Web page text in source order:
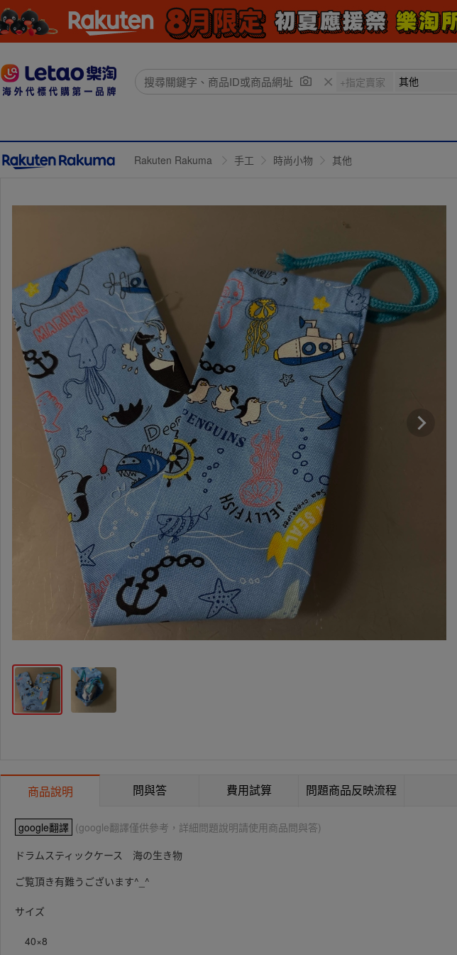
Rakuten Rakuma 手工 時尚小物 其他
商品說明 問與答 費用試算 問題商品反映流程
google翻譯 (google翻譯僅供參考，詳細問題說明請使用商品問與答)
ドラムスティックケース 海の生き物
ご覧頂き有難うございます^_^
サイズ
40×8